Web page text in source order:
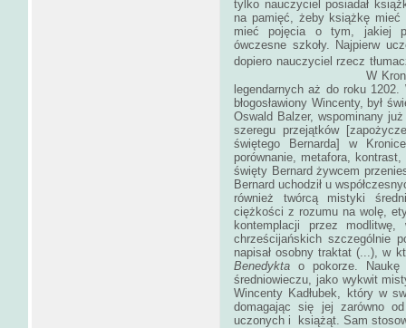
tylko nauczyciel posiadał
na pamięć, żeby książkę mieć
mieć pojęcia o tym, jakiej
ówczesne szkoły. Najpierw
dopiero nauczyciel rzecz
W Kronice zawarte
legendarnych aż do roku 1202.
błogosławiony Wincenty, był
Oswald Balzer, wspominany
szeregu przejątków
świętego Bernarda] w
porównanie, metafora,
święty Bernard żywcem
Bernard uchodził u
również twórcą mistyki
ciężkości z rozumu na wolę,
kontemplacji przez
chrześcijańskich szczególnie
napisał osobny traktat (...), w
Benedykta o pokorze. Naukę
średniowieczu, jako wykwit
Wincenty Kadłubek, który w
domagając się jej zarówno
uczonych i książąt. Sam